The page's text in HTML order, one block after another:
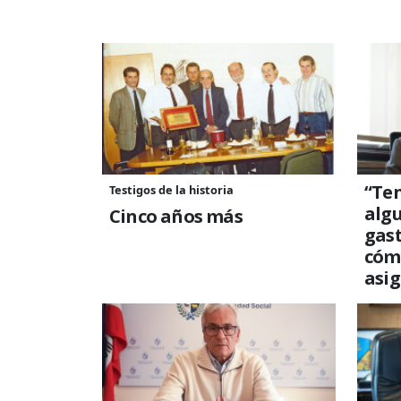
Testigos de la historia
Cinco años más